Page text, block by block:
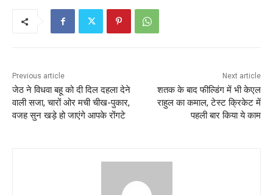
Previous article
जेठ ने विधवा बहू को दी दिल दहला देने
वाली सजा, चारों ओर मची चीख-पुकार,
वजह सुन खड़े हो जाएंगे आपके रोंगटे
Next article
शतक के बाद फील्डिंग में भी केएल
राहुल का कमाल, टेस्ट क्रिकेट में
पहली बार किया ये काम